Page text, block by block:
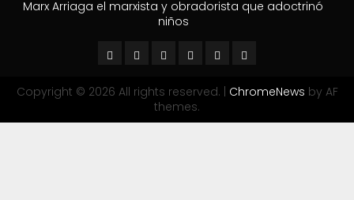
Marx Arriaga el marxista y obradorista que adoctrinó
niños
Copyright © 2026 All rights reserved. ChromeNews by AF
themes.